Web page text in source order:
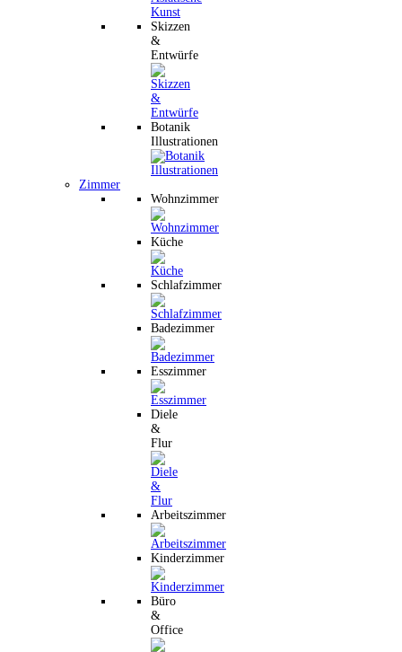
Skizzen
&
Entwürfe
Botanik
Illustrationen
Zimmer
Wohnzimmer
Küche
Schlafzimmer
Badezimmer
Esszimmer
Diele
&
Flur
Arbeitszimmer
Kinderzimmer
Büro
&
Office